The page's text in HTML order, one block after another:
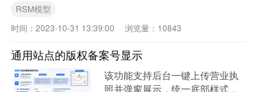
RSM模型
时间： 2023-10-31 13:39:00 浏览量： 10843
通用站点的版权备案号显示
该功能支持后台一键上传营业执
照并弹窗展示，统一底部样式，